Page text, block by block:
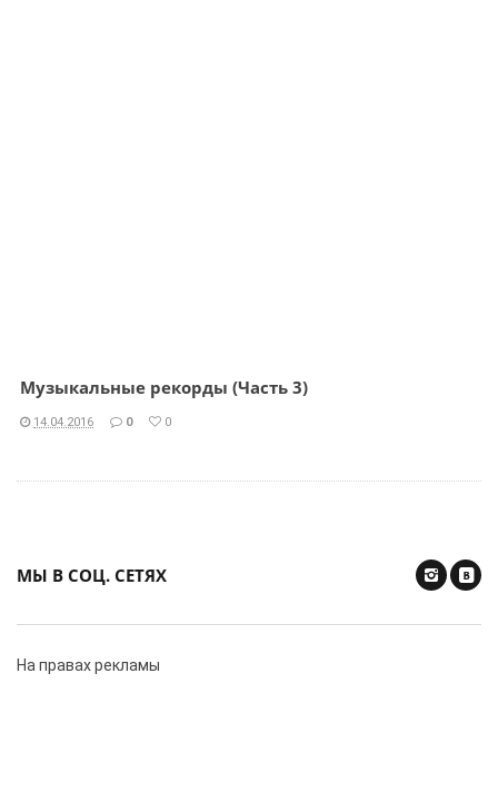
Музыкальные рекорды (Часть 3)
14.04.2016 0 0
МЫ В СОЦ. СЕТЯХ
На правах рекламы